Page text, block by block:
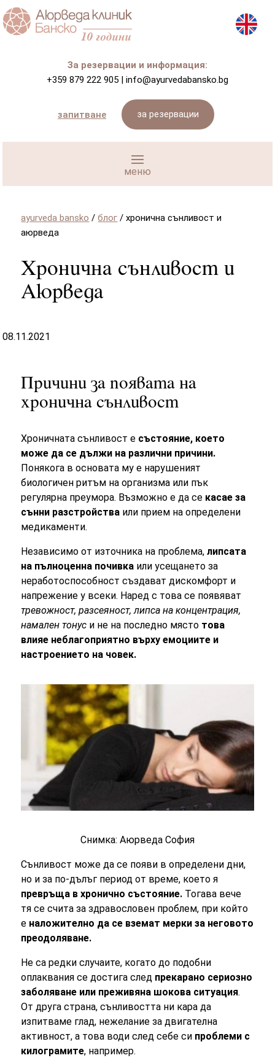
За резервации и информация:
+359 879 222 905 | info@ayurvedabansko.bg
запитване за резервации
ayurveda bansko /блог /хронична сънливост и
аюрведа
Хронична сънливост и
Аюрведа
08.11.2021
Причини за появата на
хронична сънливост
Хроничната сънливост е състояние, което
може да се дължи на различни причини.
Понякога в основата му е нарушеният
биологичен ритъм на организма или пък
регулярна преумора. Възможно е да се касае за
сънни разстройства или прием на определени
медикаменти.
Независимо от източника на проблема,липсата
на пълноценна почивка или усещането за
неработоспособност създават дискомфорт и
напрежение у всеки. Наред с това се появяват
тревожност, разсеяност, липса на концентрация,
намален тонус и не на последно място това
влияе неблагоприятно върху емоциите и
настроението на човек.
Снимка: Аюрведа София
Сънливост може да се появи в определени дни,
но и за по-дълъг период от време, което я
превръща в хронично състояние. Тогава вече
тя се счита за здравословен проблем, при който
е наложително да се вземат мерки за неговото
преодоляване.
Не са редки случаите, когато до подобни
оплаквания се достига след прекарано сериозно
заболяване или преживяна шокова ситуация.
От друга страна, сънливостта ни кара да
изпитваме глад, нежелание за двигателна
активност, а това води след себе си проблеми с
килограмите, например.